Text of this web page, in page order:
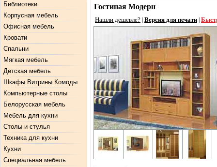
Библиотеки
Корпусная мебель
Офисная мебель
Кровати
Спальни
Мягкая мебель
Детская мебель
Шкафы Витрины Комоды
Компьютерные столы
Белорусская мебель
Мебель для кухни
Столы и стулья
Техника для кухни
Кухни
Специальная мебель
Гостиная Модерн
Нашли дешевле? Версия для печати